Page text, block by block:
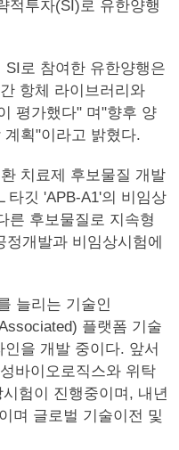
적투자(SI)로 유한양행
로 참여한 유한양행은
항체 라이브러리와
평가했다" 며"향후 양
획"이라고 밝혔다.
치료제 후보물질 개발
타깃 'APB-A1'의 비임상
른 후보물질로 지속형
개발과 비임상시험에
늘리는 기술인
플랫폼 기술
을 개발 중이다. 앞서
바이오로직스와 위탁
험이 진행중이며, 내년
며 글로벌 기술이전 및